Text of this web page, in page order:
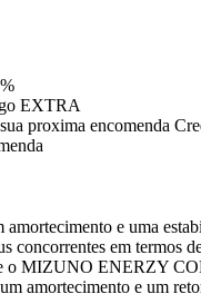
EXTRA
proxima encomenda
amortecimento e uma
concorrentes em termos
MIZUNO ENERZY
amortecimento e um